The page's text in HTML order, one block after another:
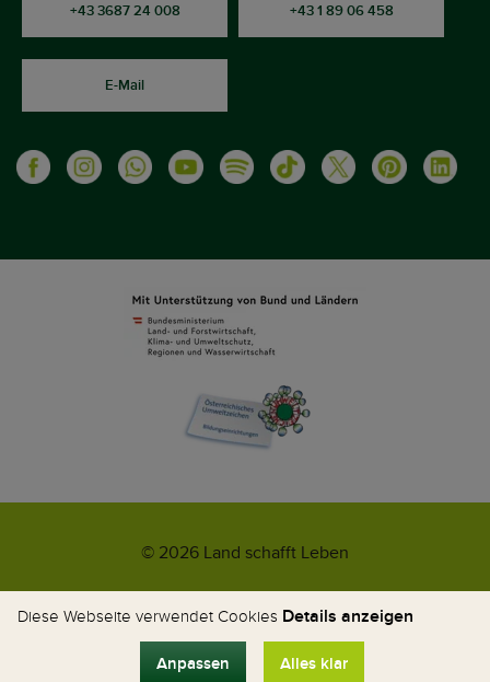
+43 3687 24 008 +43 1 89 06 458
E-Mail
© 2026 Land schafft Leben
Impressum AGB Kontakt Datenschutz
Umweltzeichen
WhatsApp-News
Diese Webseite verwendet Cookies Details anzeigen
Anpassen Alles klar